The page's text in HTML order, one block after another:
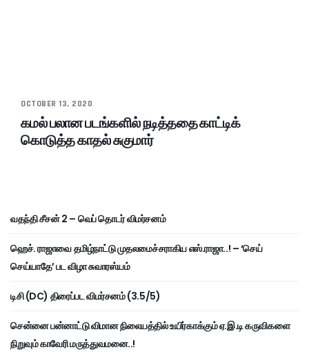
OCTOBER 13, 2020
கமல் பலான படங்களில் நடித்ததை காட்டிக்
கொடுத்த காதல் சுகுமார்
வதந்தி சீசன் 2 – வெப் தொடர் விமர்சனம்
ஹெச். ராஜாவை தமிழ்நாட்டு முதலமைச்சராகிய எஸ்.ராஜா..! – ‘செய்
செய்யாதே’ பட விழா சுவாரஸ்யம்
டிசி (DC) திரைப்பட விமர்சனம் (3.5/5)
சென்னை பன்னாட்டு விமான நிலையத்தில் உயிர்காக்கும் ஏ.இ.டி கருவிகளை
நிறுவும் காவேரி மருத்துவமனை..!